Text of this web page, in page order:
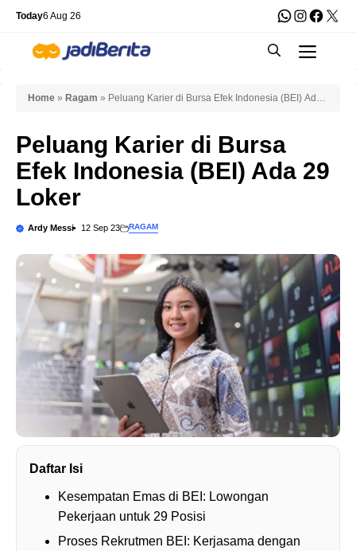
Skip
content
Today6 Aug 26 WhatsApp
X
Home » Ragam » Peluang Karier di Bursa Efek Indonesia (BEI) Ada
Peluang Karier di Bursa
Efek Indonesia (BEI) Ada 29
Loker
Ardy Messi 12 Sep 23 RAGAM
Daftar Isi
Kesempatan Emas di BEI: Lowongan
Pekerjaan untuk 29 Posisi
Proses Rekrutmen BEI: Kerjasama dengan